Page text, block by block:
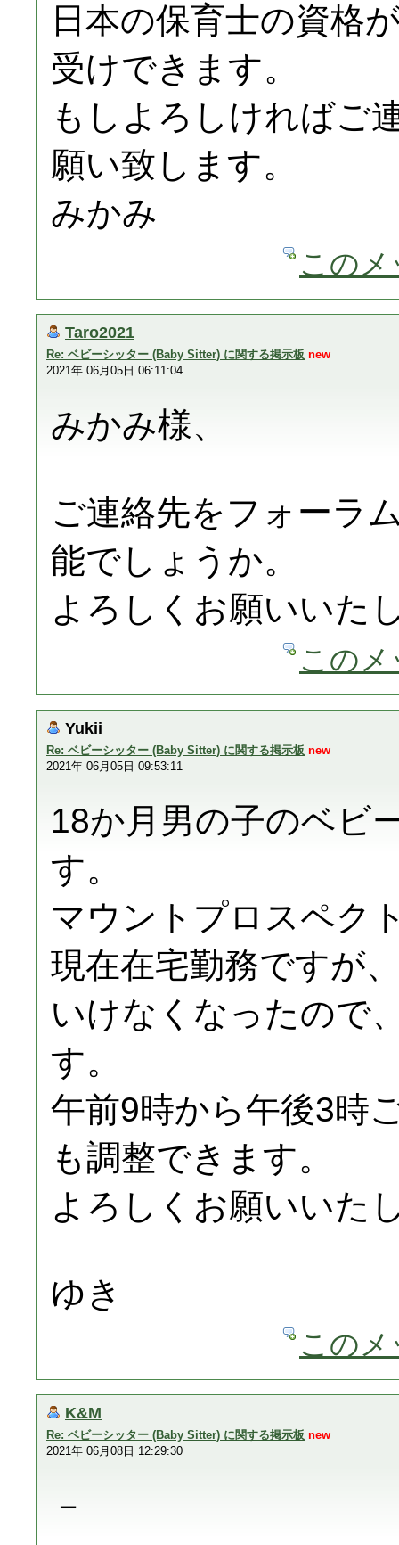
日本の保育士の資格
受けできます。
もしよろしければご
願い致します。
みかみ
この
Taro2021
Re: ベビーシッター (Baby Sitter) に関する掲示板 new
2021年 06月05日 06:11:04
みかみ様、
ご連絡先をフォーラ
能でしょうか。
よろしくお願いいた
この
Yukii
Re: ベビーシッター (Baby Sitter) に関する掲示板 new
2021年 06月05日 09:53:11
18か月男の子のベビ
す。
マウントプロスペク
現在在宅勤務ですが
いけなくなったので
す。
午前9時から午後3時
も調整できます。
よろしくお願いいた
ゆき
この
K&M
Re: ベビーシッター (Baby Sitter) に関する掲示板 new
2021年 06月08日 12:29:30
－